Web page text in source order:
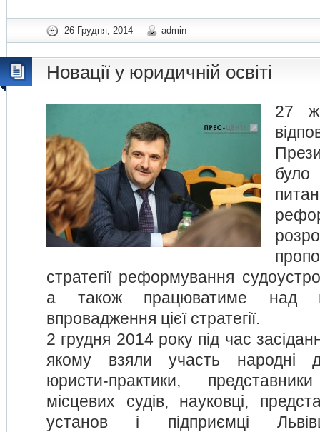
26 Грудня, 2014 admin
Новації у юридичній освіті
27
стратегії реформування
а також працюватиме над
впровадження цієї стратегії.
2 грудня 2014 року під час
якому взяли участь народні
юристи-практики,
місцевих судів, науковці,
установ і підприємці